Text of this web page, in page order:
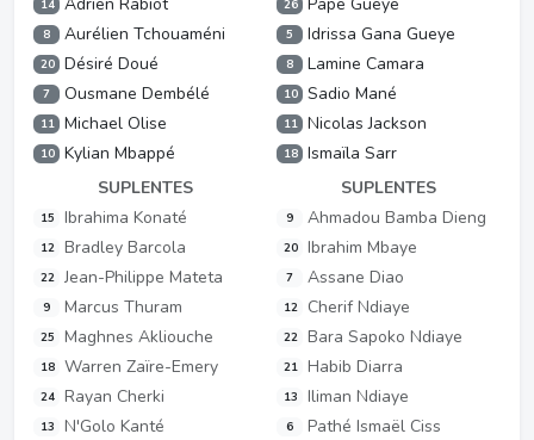
14
8 Aurélien Tchouaméni
20 Désiré Doué
7 Ousmane Dembélé
11 Michael Olise
10
Kylian Mbappé
SUPLENTES
15 Ibrahima Konaté
12 Bradley Barcola
22 Jean-Philippe Mateta
9 Marcus Thuram
25 Maghnes Akliouche
18 Warren Zaïre-Emery
24 Rayan Cherki
13 N'Golo Kanté
26
5 Idrissa Gana Gueye
8 Lamine Camara
10 Sadio Mané
11 Nicolas Jackson
18
Ismaïla Sarr
SUPLENTES
9 Ahmadou Bamba Dieng
20 Ibrahim Mbaye
7 Assane Diao
12 Cherif Ndiaye
22 Bara Sapoko Ndiaye
21 Habib Diarra
13 Iliman Ndiaye
6 Pathé Ismaël Ciss